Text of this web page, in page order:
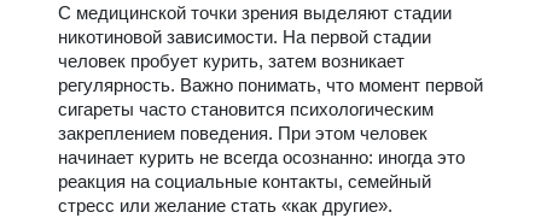
С медицинской точки зрения выделяют стадии
никотиновой зависимости. На первой стадии
человек пробует курить, затем возникает
регулярность. Важно понимать, что момент первой
сигареты часто становится психологическим
закреплением поведения. При этом человек
начинает курить не всегда осознанно: иногда это
реакция на социальные контакты, семейный
стресс или желание стать «как другие».